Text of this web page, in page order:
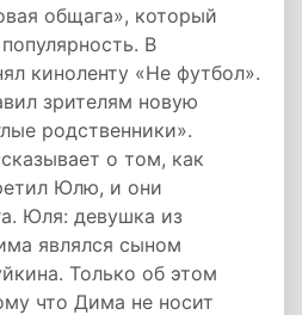
общага», который
В
киноленту «Не футбол».
зрителям новую
родственники».
о том, как
Юлю, и они
Юля: девушка из
являлся сыном
Только об этом
что Дима не носит